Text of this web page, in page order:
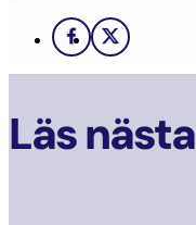
Facebook
X
Läs nästa